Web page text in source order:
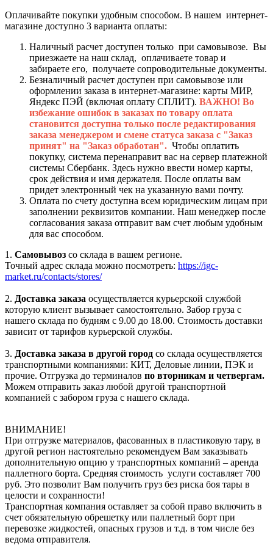
Оплачивайте покупки удобным способом. В нашем интернет-
магазине доступно 3 варианта оплаты:
Наличный расчет доступен только при самовывозе. Вы
приезжаете на наш склад, оплачиваете товар и
забираете его, получаете сопроводительные документы.
Безналичный расчет доступен при самовывозе или
оформлении заказа в интернет-магазине: карты МИР,
Яндекс ПЭЙ (включая оплату СПЛИТ). ВАЖНО! Во
избежание ошибок в заказах по товару оплата
становится доступна только после редактирования
заказа менеджером и смене статуса заказа с "Заказ
принят" на "Заказ обработан". Чтобы оплатить
покупку, система перенаправит вас на сервер платежной
системы Сбербанк. Здесь нужно ввести номер карты,
срок действия и имя держателя. После оплаты вам
придет электронный чек на указанную вами почту.
Оплата по счету доступна всем юридическим лицам при
заполнении реквизитов компании. Наш менеджер после
согласования заказа отправит вам счет любым удобным
для вас способом.
1. Самовывоз со склада в вашем регионе.
Точный адрес склада можно посмотреть: https://igc-
market.ru/contacts/stores/
2. Доставка заказа осуществляется курьерской службой
которую клиент вызывает самостоятельно. Забор груза с
нашего склада по будням с 9.00 до 18.00. Стоимость доставки
зависит от тарифов курьерской службы.
3. Доставка заказа в другой город со склада осуществляется
транспортными компаниями: КИТ, Деловые линии, ПЭК и
прочие. Отгрузка до терминалов по вторникам и четвергам.
Можем отправить заказ любой другой транспортной
компанией с забором груза с нашего склада.
ВНИМАНИЕ!
При отгрузке материалов, фасованных в пластиковую тару, в
другой регион настоятельно рекомендуем Вам заказывать
дополнительную опцию у транспортных компаний – аренда
паллетного борта. Средняя стоимость услуги составляет 700
руб. Это позволит Вам получить груз без риска боя тары в
целости и сохранности!
Транспортная компания оставляет за собой право включить в
счет обязательную обрешетку или паллетный борт при
перевозке жидкостей, опасных грузов и т.д. в том числе без
ведома отправителя.